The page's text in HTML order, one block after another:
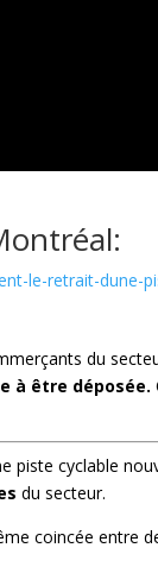
le-retrait-dune-
du
à être déposée.
piste cyclable
du secteur.
coincée entre